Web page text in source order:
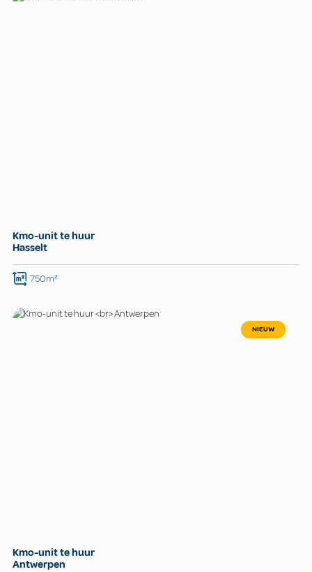
Kmo-unit te huur
Hasselt
750m²
NIEUW
Kmo-unit te huur
Antwerpen